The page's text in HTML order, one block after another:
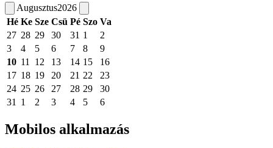
Augusztus2026
Hé Ke Sze Csü Pé Szo Va
27 28 29 30 31 1
2
3
4 5 6 7 8
9
10 11 12 13 14 15
16
17 18 19 20 21 22
23
24 25 26 27 28 29
30
31
1 2 3 4 5 6
Mobilos alkalmazás